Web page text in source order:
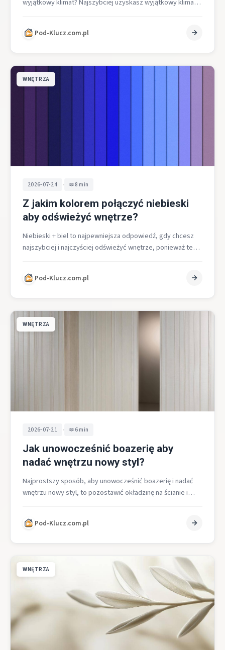
wyjątkowy klimat? Najszybciej uzyskasz wyjątkowy klimat
Pod-Klucz.com.pl
WNĘTRZA
2026-07-24 • 8 min
Z jakim kolorem połączyć niebieski
aby odświeżyć wnętrze?
Nie­bieski + biel to najpewniejsza odpowiedź, gdy chcesz
najszybciej i najczyściej odświeżyć wnętrze, ponieważ ten
Pod-Klucz.com.pl
WNĘTRZA
2026-07-21 • 6 min
Jak unowocześnić boazerię aby
nadać wnętrzu nowy styl?
Najprostszy sposób, aby unowocześnić boazerię i nadać
wnętrzu nowy styl, to pozostawić okładzinę na ścianie i
Pod-Klucz.com.pl
WNĘTRZA